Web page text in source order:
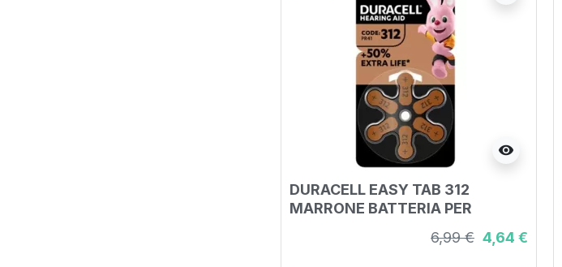
visibility
DURACELL EASY TAB 312
MARRONE BATTERIA PER
6,99 € 4,64 €